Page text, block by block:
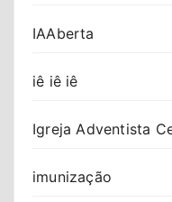
IAAberta
iê iê iê
Igreja Adventista
imunização